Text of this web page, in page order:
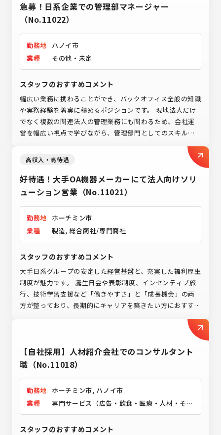
急募！日系企業での管理部マネージャー
（No.11022）
勤務地
ハノイ市
業種
その他・未定
スタッフのおすすめコメント
幅広い業務に携わることができ、バックオフィス全般の知識
や実務経験を着実に積めるポジションです。 現地法人だけ
でなく複数の関連法人の管理業務にも関わるため、会社運
営を幅広い視点で学びながら、管理部門としてのスキルア
ップが期待できます。 福利厚生も充実しており、海外で腰
を据えて働きたい方におすすめの環境です。
高収入・高待遇
好待遇！大手OA機器メーカーにて法人向けソリ
ューション営業（No.11021）
勤務地
ホーチミン市
業種
製造, 総合商社/専門商社
スタッフのおすすめコメント
大手日系グループの安定した経営基盤と、充実した福利厚生
制度が魅力です。 誕生日会や表彰制度、インセンティブ旅
行、技術学習支援など「働きやすさ」と「成長機会」の両
方が整っており、長期的にキャリアを築きたい方におすすめ
【自社採用】人材紹介会社でのコンサルタント
職（No.11018）
勤務地
ホーチミン市, ハノイ市
業種
専門サービス（広告・飲食・医療・人材・その
他）
スタッフのおすすめコメント